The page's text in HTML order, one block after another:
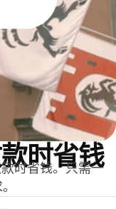
时省钱
时省钱。只需一